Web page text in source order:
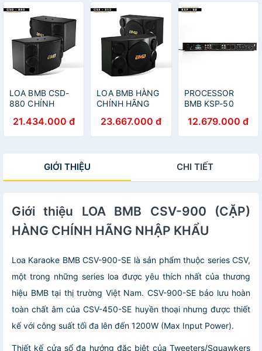
LOA BMB CSD-
880 CHÍNH
21.434.000 đ
LOA BMB HÀNG
CHÍNH HÃNG
23.667.000 đ
PROCESSOR
BMB KSP-50
12.679.000 đ
GIỚI THIỆU CHI TIẾT
Giới thiệu LOA BMB CSV-900 (CẶP)
HÀNG CHÍNH HÃNG NHẬP KHẨU
Loa Karaoke BMB CSV-900-SE là sản phẩm thuộc series CSV,
một trong những series loa được yêu thích nhất của thương
hiệu BMB tại thị trường Việt Nam. CSV-900-SE bảo lưu hoàn
toàn chất âm của CSV-450-SE huyền thoại nhưng được thiết
kế với công suất tối đa lên đến 1200W (Max Input Power).
Thiết kế cửa sổ đa hướng đặc biệt của Tweeters/Squawkers